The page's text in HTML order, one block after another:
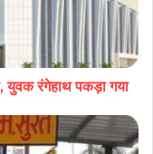
युवक रंगेहाथ पकड़ा गया